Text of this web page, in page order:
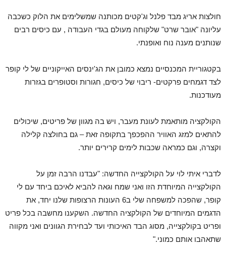
חולצות אריג מבד פלנל וג'קטים מכותנה שמשלימים את הלוק כשכבה
עליונה "אובר שרט" שלקוחה מעולם בגדי העבודה , עם כיסים רבים
שנותנים מענה נוח ואופנתי.
בקטגוריית המכנסיים נמצא כמובן את הג'ינסים האייקוניים של לי קופר
לצד דגמחים פרקטים- ריבוי של כיסים, חגורות וסטופרים בגזרות
מעודכנות.
הקולקציה מותאמת לעונת מעבר, ויש בה מגוון של פריטים, שיכולים
להתאים למזג האוויר ההפכפך בתקופה זאת – גם בחולצה קלילה
וקצרה, וגם כמראה שכבות לימים קרירים יותר.
לדברי איתי לוי על הקולקצייה החדשה: "עבדנו הרבה זמן על
הקולקצייה המיוחדת הזו ואני שמח וגאה להביא לאיכם ביחד עם לי
קופר, שהפכה למשפחה שלי ב6 העונות הרצופות שלנו יחד, את
הדגמים המיוחדים של הקולקציה החדשה. השקענו מחשבה בכל פריט
ופריט בקולקצייה, מסוג הבד האיכותי ועד לבחירת הגוונים ואני מקווה
שתאהבו אותם כמוני."